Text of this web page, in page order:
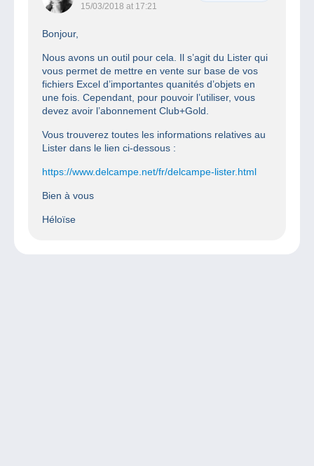
15/03/2018 at 17:21
Bonjour,
Nous avons un outil pour cela. Il s’agit du Lister qui
vous permet de mettre en vente sur base de vos
fichiers Excel d’importantes quanités d’objets en
une fois. Cependant, pour pouvoir l’utiliser, vous
devez avoir l’abonnement Club+Gold.
Vous trouverez toutes les informations relatives au
Lister dans le lien ci-dessous :
https://www.delcampe.net/fr/delcampe-lister.html
Bien à vous
Héloïse